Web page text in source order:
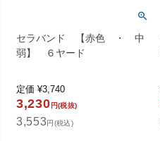
セラバンド 【赤色 ・ 中
弱】 ６ヤード
定価 ¥3,740
3,230 円(税抜)
3,553円(税込)